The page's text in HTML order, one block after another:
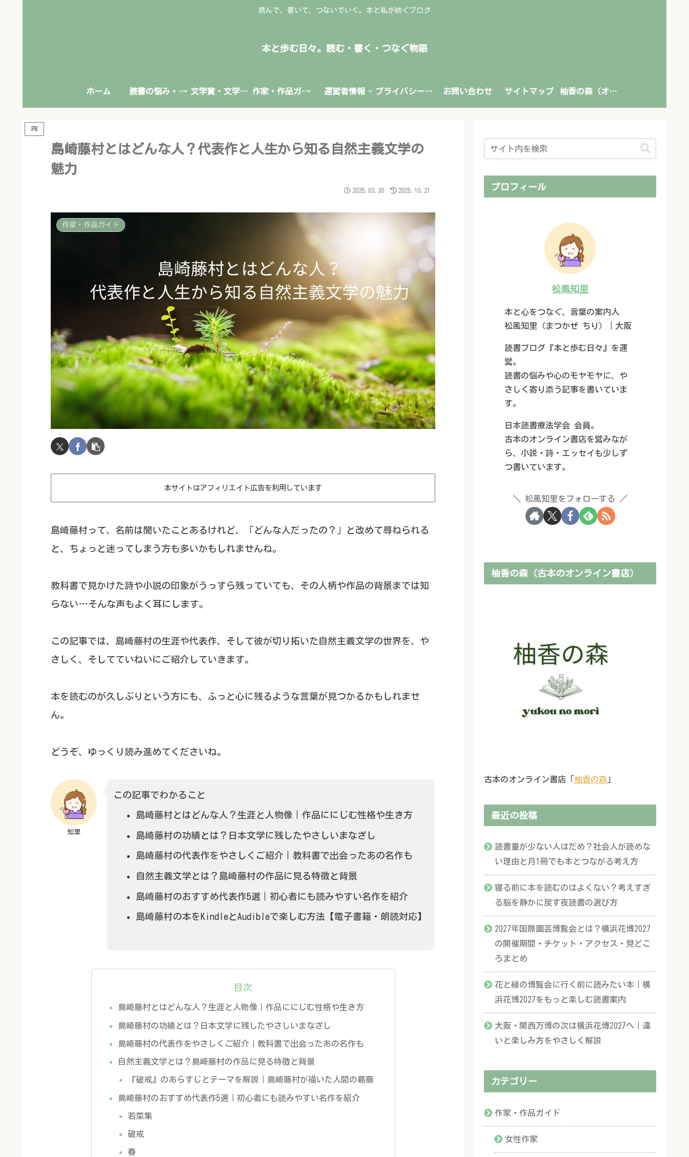
読んで、書いて、つないでいく。本と私が紡ぐブログ
本と歩む日々。読む・書く・つなぐ物語
ホーム 読書の悩み・本との向き合い方 文学賞・文学情報 作家・作品ガイド 運営者情報 プライバシーポリシー お問い合わせ サイトマップ 柚香の森（オンライン書店）
PR
島崎藤村とはどんな人？代表作と人生から知る自然主義文学の
魅力
2025.03.30 2025.10.21
作家・作品ガイド
本サイトはアフィリエイト広告を利用しています
島崎藤村って、名前は聞いたことあるけれど、「どんな人だったの？」と改めて尋ねられる
と、ちょっと迷ってしまう方も多いかもしれませんね。
教科書で見かけた詩や小説の印象がうっすら残っていても、その人柄や作品の背景までは知
らない…そんな声もよく耳にします。
この記事では、島崎藤村の生涯や代表作、そして彼が切り拓いた自然主義文学の世界を、や
さしく、そしてていねいにご紹介していきます。
本を読むのが久しぶりという方にも、ふっと心に残るような言葉が見つかるかもしれませ
ん。
どうぞ、ゆっくり読み進めてくださいね。
知里
この記事でわかること
島崎藤村とはどんな人？生涯と人物像｜作品ににじむ性格や生き方
島崎藤村の功績とは？日本文学に残したやさしいまなざし
島崎藤村の代表作をやさしくご紹介｜教科書で出会ったあの名作も
自然主義文学とは？島崎藤村の作品に見る特徴と背景
島崎藤村のおすすめ代表作5選｜初心者にも読みやすい名作を紹介
島崎藤村の本をKindleとAudibleで楽しむ方法【電子書籍・朗読対応】
目次
島崎藤村とはどんな人？生涯と人物像｜作品ににじむ性格や生き方
島崎藤村の功績とは？日本文学に残したやさしいまなざし
島崎藤村の代表作をやさしくご紹介｜教科書で出会ったあの名作も
自然主義文学とは？島崎藤村の作品に見る特徴と背景
『破戒』のあらすじとテーマを解説｜島崎藤村が描いた人間の葛藤
島崎藤村のおすすめ代表作5選｜初心者にも読みやすい名作を紹介
若菜集
破戒
春
プロフィール
松風知里
本と心をつなぐ、言葉の案内人
松風知里（まつかぜ ちり）｜大阪
読書ブログ『本と歩む日々』を運
営。
読書の悩みや心のモヤモヤに、や
さしく寄り添う記事を書いていま
す。
日本読書療法学会 会員。
古本のオンライン書店を営みなが
ら、小説・詩・エッセイも少しず
つ書いています。
松風知里をフォローする
柚香の森（古本のオンライン書店）
古本のオンライン書店「 柚香の森
最近の投稿
読書量が少ない人はだめ？社会人が読めな
い理由と月1冊でも本とつながる考え方
寝る前に本を読むのはよくない？考えすぎ
る脳を静かに戻す夜読書の選び方
2027年国際園芸博覧会とは？横浜花博2027
の開催期間・チケット・アクセス・見どこ
ろまとめ
花と緑の博覧会に行く前に読みたい本｜横
浜花博2027をもっと楽しむ読書案内
大阪・関西万博の次は横浜花博2027へ｜違
いと楽しみ方をやさしく解説
カテゴリー
作家・作品ガイド
女性作家